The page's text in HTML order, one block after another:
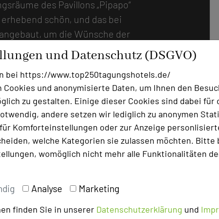
und Datenschutz (DSGVO)
bei https://www.top250tagungshotels.de/
und anonymisierte Daten, um Ihnen den
zu gestalten. Einige dieser Cookies sind dabei für
andere setzen wir lediglich zu anonymen
Komforteinstellungen oder zur Anzeige
welche Kategorien sie zulassen möchten. Bitte
womöglich nicht mehr alle Funktionalitäten
Analyse Marketing
finden Sie in unserer Datenschutzerklärung und
des Pavillons „Pipapo“
schön, und das bei
um die Wünsche der
Räumen zu erfüllen, und
Design aus dunklem
im Zusammenspiel mit
Die Last des Alltags verfliegt
sich im traumhaften
ebenso möglich ist wie
neuer Ideen an den
Neben dem
exklusiven
die Gastronomie ein
hochgelobte, frische Küche
deren Produkte